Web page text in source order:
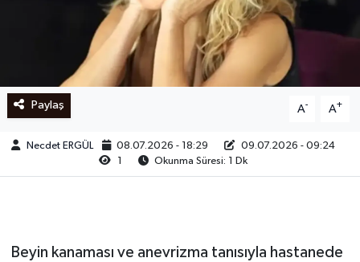
Paylaş A- A+
Necdet ERGÜL 08.07.2026 - 18:29
09.07.2026 - 09:24
1
Okunma Süresi: 1 Dk
Beyin kanaması ve anevrizma tanısıyla hastanede
İzmir
İletişim
Künye